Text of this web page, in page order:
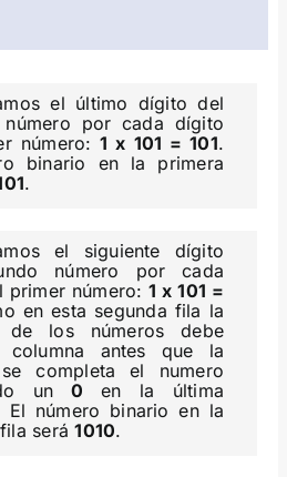
el último dígito del
número por cada dígito
número:1 x 101 = 101.
binario en la primera
.
el siguiente dígito
número por cada
primer número:1 x 101 =
en esta segunda fila la
de los números debe
columna antes que la
completa el numero
un0 en la última
El número binario en la
será1010.